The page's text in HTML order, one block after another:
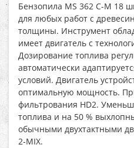
Бензопила MS 362 C-M 18
для любых работ с
толщины. Инструмент
имеет двигатель с
Дозирование топлива
автоматически
условий. Двигатель
оптимальную мощность.
фильтрования HD2.
топлива и на 50 %
обычными двухтактными
2-MIX.